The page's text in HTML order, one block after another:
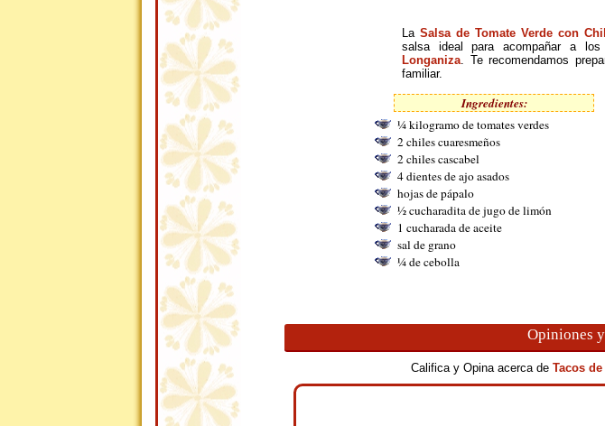
La Salsa de Tomate Verde con
salsa ideal para acompañar a
Longaniza. Te recomendamos
familiar.
Ingredientes:
¼ kilogramo de tomates verdes
2 chiles cuaresmeños
2 chiles cascabel
4 dientes de ajo asados
hojas de pápalo
½ cucharadita de jugo de limón
1 cucharada de aceite
sal de grano
¼ de cebolla
Opiniones
Califica y Opina acerca de Tacos